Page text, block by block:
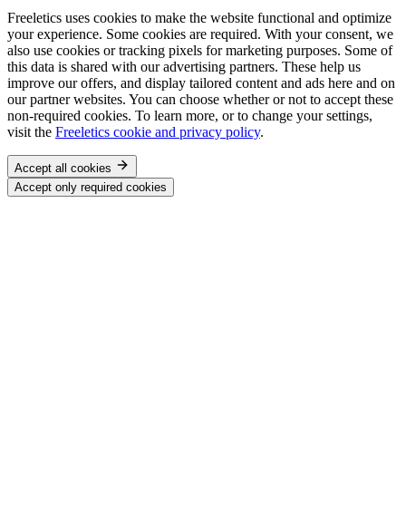
Freeletics uses cookies to make the website functional and optimize
your experience. Some cookies are required. With your consent, we
also use cookies or tracking pixels for marketing purposes. Some of
this data is shared with our advertising partners. These help us
improve our offers, and display tailored content and ads here and on
our partner websites. You can choose whether or not to accept these
non-required cookies. To learn more, or to change your settings,
visit the Freeletics cookie and privacy policy.
Accept all cookies
Accept only required cookies